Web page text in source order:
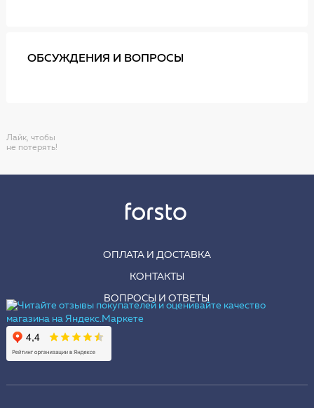
ОБСУЖДЕНИЯ И ВОПРОСЫ
Лайк, чтобы
не потерять!
ОПЛАТА И ДОСТАВКА
КОНТАКТЫ
ВОПРОСЫ И ОТВЕТЫ